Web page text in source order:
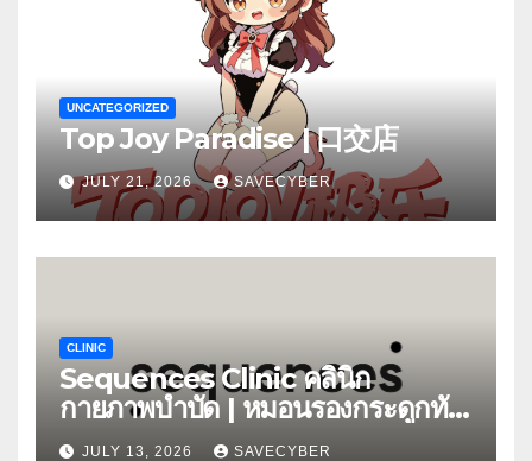
UNCATEGORIZED
Top Joy Paradise | 口交店
JULY 21, 2026 SAVECYBER
CLINIC
Sequences Clinic คลินิก
กายภาพบำบัด | หมอนรองกระดูกทับ
เส้นJULY 13, 2026 SAVECYBER